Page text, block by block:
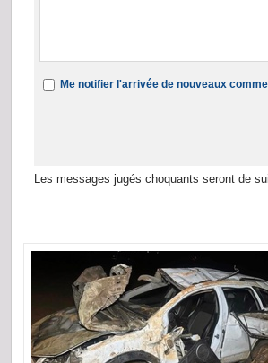
Me notifier l'arrivée de nouveaux
Les messages jugés choquants seront de